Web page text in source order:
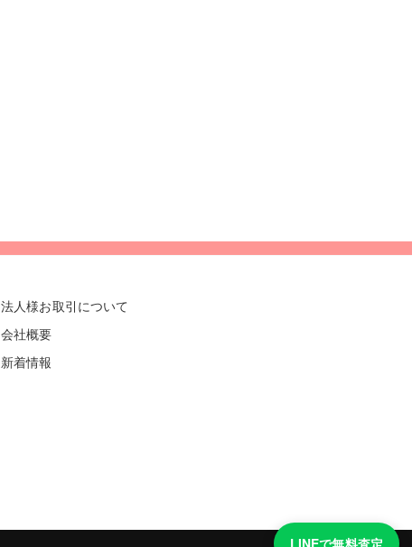
法人様お取引について
会社概要
新着情報
LINEで無料査定